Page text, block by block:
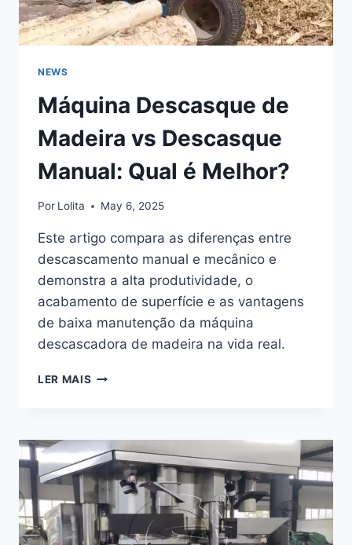
VOCÊ?
NEWS
Máquina Descasque de
Madeira vs Descasque
Manual: Qual é Melhor?
Por Lolita May 6, 2025
Este artigo compara as diferenças entre
descascamento manual e mecânico e
demonstra a alta produtividade, o
acabamento de superfície e as vantagens
de baixa manutenção da máquina
descascadora de madeira na vida real.
LER MAIS MÁQUINA
VS
DESCASQUE
MANUAL:
QUAL
É
MELHOR?